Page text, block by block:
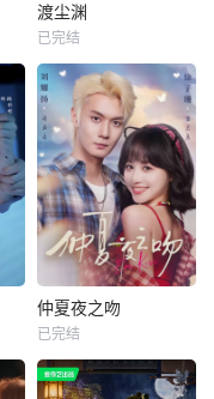
渡尘渊
已完结
仲夏夜之吻
已完结